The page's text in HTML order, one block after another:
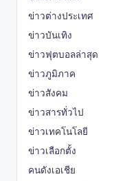
ข่าวต่างประเทศ
ข่าวบันเทิง
ข่าวฟุตบอลล่าสุด
ข่าวภูมิภาค
ข่าวสังคม
ข่าวสารทั่วไป
ข่าวเทคโนโลยี
ข่าวเลือกตั้ง
คนดังเอเชีย